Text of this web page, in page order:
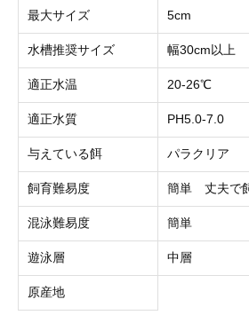
最大サイズ 5cm
水槽推奨サイズ 幅30cm以上
適正水温 20-26℃
適正水質 PH5.0-7.0
与えている餌 パラクリア
飼育難易度 簡単 丈夫で
混泳難易度 簡単
遊泳層 中層
原産地